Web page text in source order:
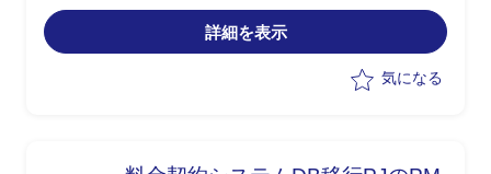
ポート
・調剤事業会社(9社)の既存在庫・発注シ
合意に向けた資料作成・進捗フォロー
詳細を表示
気になる